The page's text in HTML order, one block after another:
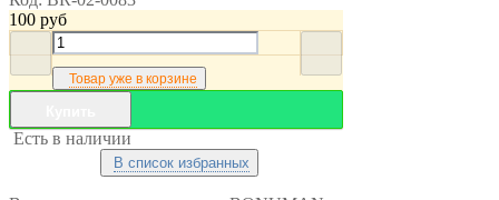
100 руб
Товар уже в корзине
Есть в наличии
В список избранных